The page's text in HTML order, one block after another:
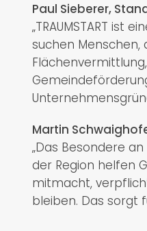
Paul Sieberer,
„TRAUMSTART ist
suchen Menschen,
Martin
„Das Besondere
der Region helfen
mitmacht,
bleiben. Das sorgt